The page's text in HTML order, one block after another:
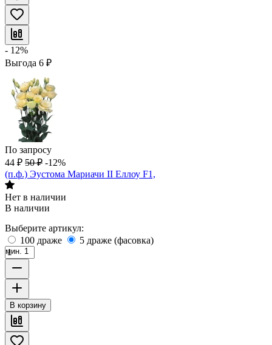
- 12%
Выгода 6 ₽
По запросу
44 ₽ 50 ₽ -12%
(п.ф.) Эустома Мариачи II Еллоу F1,
Нет в наличии
В наличии
Выберите артикул:
100 драже
5 драже (фасовка)
мин. 1
В корзину